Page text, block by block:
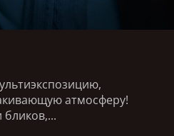
атмосферу!